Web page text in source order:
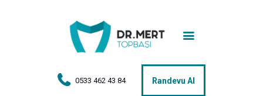
0533 462 43 84 Randevu Al
Anasayfa
Tedaviler
Hakkımda